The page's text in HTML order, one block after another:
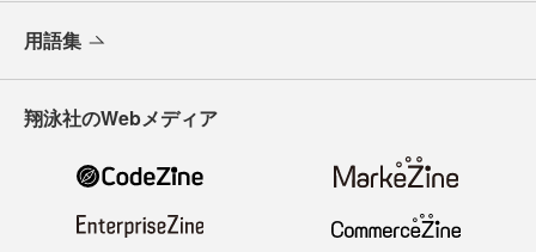
用語集
翔泳社のWebメディア